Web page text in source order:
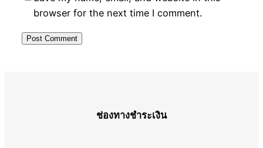
browser for the next time I comment.
ช่องทางชำระเงิน